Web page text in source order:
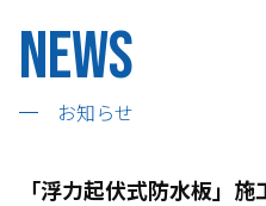
News
お知らせ
「浮力起伏式防水板」